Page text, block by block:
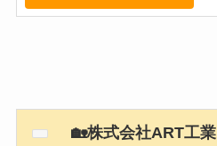
🏡株式会社ART工業